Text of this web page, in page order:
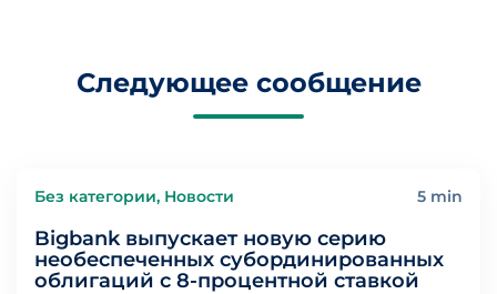
Следующее сообщение
Без категории, Новости 5 min
Bigbank выпускает новую серию
необеспеченных субординированных
облигаций с 8-процентной ставкой